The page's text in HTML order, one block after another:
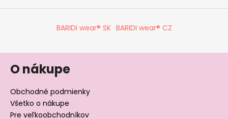
BARIDI wear® SK BARIDI wear® CZ
O nákupe
Obchodné podmienky
Všetko o nákupe
Pre veľkoobchodníkov